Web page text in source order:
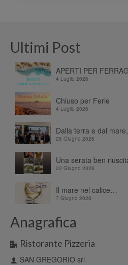
Ultimi Post
APERTI PER
4 Luglio 2026
Chiuso per Ferie
4 Luglio 2026
Dalla terra e dal
26 Giugno 2026
Una serata ben
22 Giugno 2026
Il mare nel calice…
7 Giugno 2026
Anagrafica
Ristorante Pizzeria
SAN GREGORIO srl